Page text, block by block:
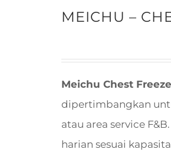
MEICHU –
Meichu Chest
dipertimbangkan
atau area service
harian sesuai